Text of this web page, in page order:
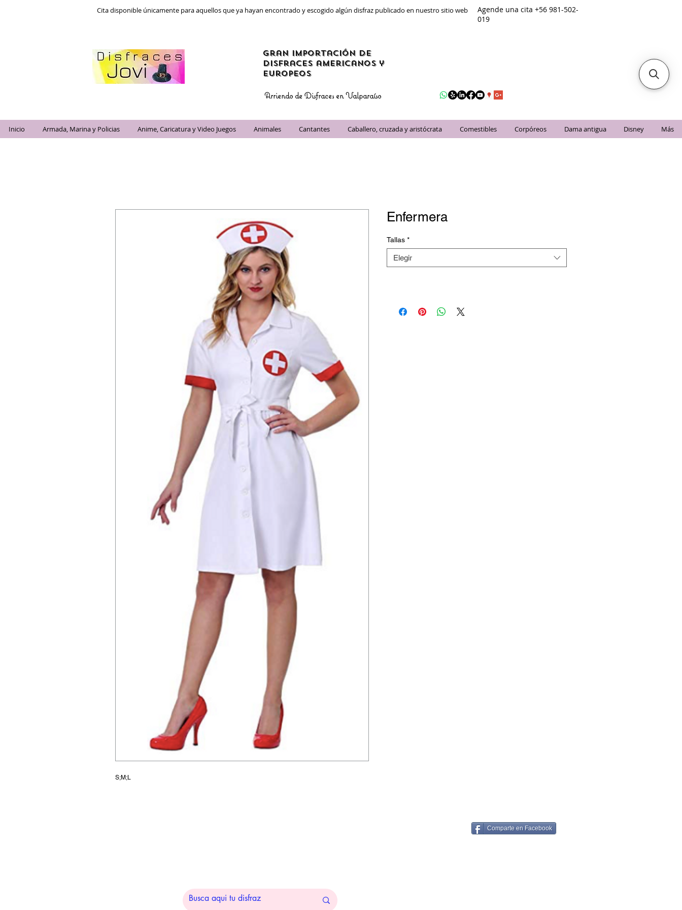
Cita disponible únicamente para aquellos que ya hayan encontrado y escogido algún disfraz publicado en nuestro sitio web
Agende una cita +56 981-502-
019
gran importación de
disfraces americanos y
Europeos
Arriendo de Disfraces en Valparaíso
Inicio Armada, Marina y Policias Anime, Caricatura y Video Juegos Animales Cantantes Caballero, cruzada y aristócrata Comestibles Corpóreos Dama antigua Disney Más
S;M;L
Enfermera
Tallas *
Elegir
Comparte en Facebook